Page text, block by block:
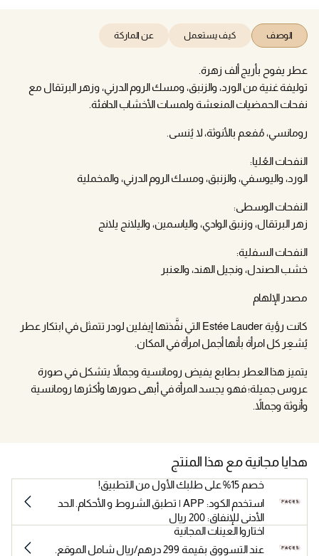
الوصف كيف يستعمل عن الماركة
عطر يفوح بأريج ألف زهرة.
توليفة غنية من الورد، والزنبق، ومسك الروم الدرني، وزهر البرتقال مع
نفحات الحمضيات المنعشة ولمسات الأخشاب الدافئة.
رومانسي، مُفعم بالأنوثة، لا يُنسى.
النفحات العُليا:
الورد، واليوسفي، والزنبق، ومسك الروم الدرني، والمخملية
النفحات الوسطى:
زهر البرتقال، وزنبق الوادي، والياسمين، واليلانج يلانج
النفحات السفلية:
خشب الصندل، ونجيل الهند، والعنبر
مصدر الإلهام
كانت رؤية Estée Lauder التي نفَّذتها إيفلين لودر تتمثل في ابتكار عطر
يُشعِر كل امرأة بأنها أجمل امرأة في المكان.
يتميز هذا العطر بطابع يفيض رومانسية وجمالاً يتشكل في صورة
عروس جميلة؛ فهو يجسد المرأة في أبهى صورها وأكثرها رومانسية
وأنوثة وجمالاً.
هدايا مجانية مع هذا المنتج
خصم 15% على طلبك الأول من التطبيق!
استخدم الكود: APP | تطبق الشروط و الأحكام. الحد
الأدنى للإنفاق: 200 ريال
اختاروا العينات المجانية
عند التسووق بقيمة 299 درهم/ريال شامل الموقع.